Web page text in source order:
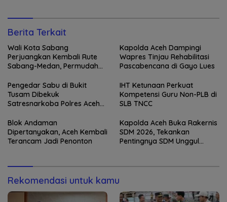
Berita Terkait
Wali Kota Sabang
Perjuangkan Kembali Rute
Sabang-Medan, Permudah
Weh
Kapolda Aceh Dampingi
Wapres Tinjau Rehabilitasi
Pascabencana di Gayo Lues
Pengedar Sabu di Bukit
Tusam Dibekuk
Satresnarkoba Polres Aceh
IHT Ketunaan Perkuat
Kompetensi Guru Non-PLB di
SLB TNCC
Blok Andaman
Dipertanyakan, Aceh Kembali
Terancam Jadi Penonton
Kapolda Aceh Buka Rakernis
SDM 2026, Tekankan
Pentingnya SDM Unggul
Rekomendasi untuk kamu